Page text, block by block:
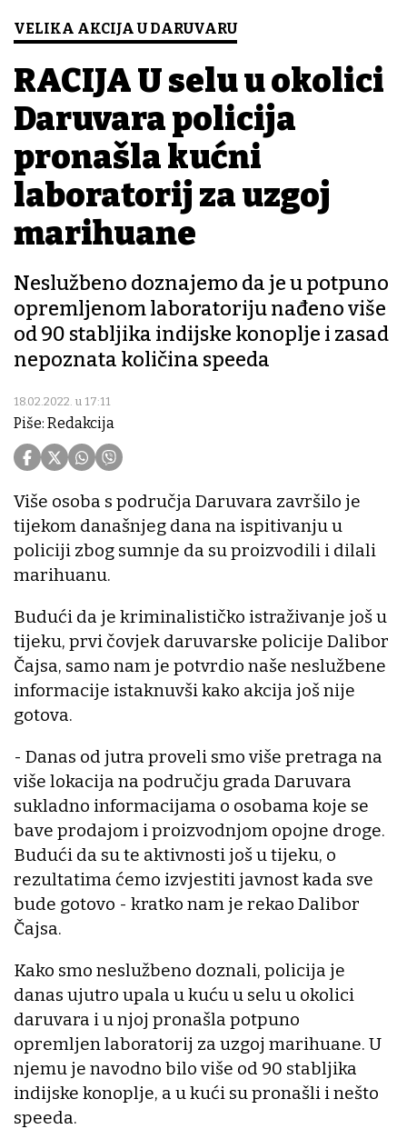
VELIKA AKCIJA U DARUVARU
RACIJA U selu u okolici
Daruvara policija
pronašla kućni
laboratorij za uzgoj
marihuane
Neslužbeno doznajemo da je u potpuno
opremljenom laboratoriju nađeno više
od 90 stabljika indijske konoplje i zasad
nepoznata količina speeda
18.02.2022. u 17:11
Piše: Redakcija
Više osoba s područja Daruvara završilo je
tijekom današnjeg dana na ispitivanju u
policiji zbog sumnje da su proizvodili i dilali
marihuanu.
Budući da je kriminalističko istraživanje još u
tijeku, prvi čovjek daruvarske policije Dalibor
Čajsa, samo nam je potvrdio naše neslužbene
informacije istaknuvši kako akcija još nije
gotova.
- Danas od jutra proveli smo više pretraga na
više lokacija na području grada Daruvara
sukladno informacijama o osobama koje se
bave prodajom i proizvodnjom opojne droge.
Budući da su te aktivnosti još u tijeku, o
rezultatima ćemo izvjestiti javnost kada sve
bude gotovo - kratko nam je rekao Dalibor
Čajsa.
Kako smo neslužbeno doznali, policija je
danas ujutro upala u kuću u selu u okolici
daruvara i u njoj pronašla potpuno
opremljen laboratorij za uzgoj marihuane. U
njemu je navodno bilo više od 90 stabljika
indijske konoplje, a u kući su pronašli i nešto
speeda.